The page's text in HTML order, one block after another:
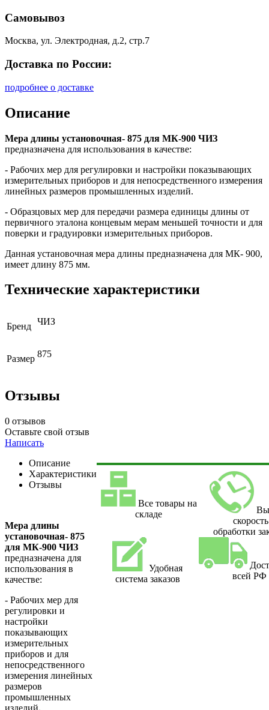
Самовывоз
Москва, ул. Электродная, д.2, стр.7
Доставка по России:
подробнее о доставке
Описание
Мера длины установочная- 875 для МК-900 ЧИЗ
предназначена для использования в качестве:
- Рабочих мер для регулировки и настройки показывающих
измерительных приборов и для непосредственного измерения
линейных размеров промышленных изделий.
- Образцовых мер для передачи размера единицы длины от
первичного эталона концевым мерам меньшей точности и для
поверки и градуировки измерительных приборов.
Данная установочная мера длины предназначена для МК- 900,
имеет длину 875 мм.
Технические характеристики
Бренд ЧИЗ
Размер 875
Отзывы
0 отзывов
Оставьте свой отзыв
Написать
Описание
Характеристики
Отзывы
Мера длины
установочная- 875
для МК-900 ЧИЗ
предназначена для
использования в
качестве:
- Рабочих мер для
регулировки и
настройки
показывающих
измерительных
приборов и для
непосредственного
измерения линейных
размеров
промышленных
Все товары на
складе
скорость
обработки
Удобная
система заказов
всей РФ